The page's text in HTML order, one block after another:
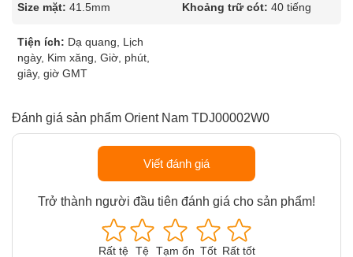
Size mặt: 41.5mm Khoảng trữ cót: 40 tiếng
Tiện ích: Dạ quang, Lịch
ngày, Kim xăng, Giờ, phút,
giây, giờ GMT
Đánh giá sản phẩm Orient Nam TDJ00002W0
Viết đánh giá
Trở thành người đầu tiên đánh giá cho sản phẩm!
Rất tệ Tệ Tạm ổn Tốt Rất tốt